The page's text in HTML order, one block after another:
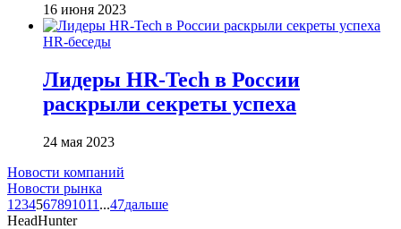
16 июня 2023
HR-беседы
Лидеры HR-Tech в России
раскрыли секреты успеха
24 мая 2023
Новости компаний
Новости рынка
1 234567891011 ...47дальше
HeadHunter